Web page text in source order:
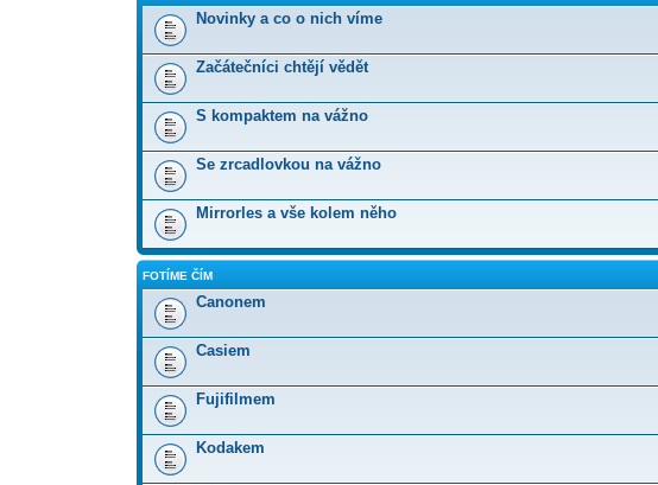
Novinky a co o nich víme
Začátečníci chtějí vědět
S kompaktem na vážno
Se zrcadlovkou na vážno
Mirrorles a vše kolem něho
FOTÍME ČÍM
Canonem
Casiem
Fujifilmem
Kodakem